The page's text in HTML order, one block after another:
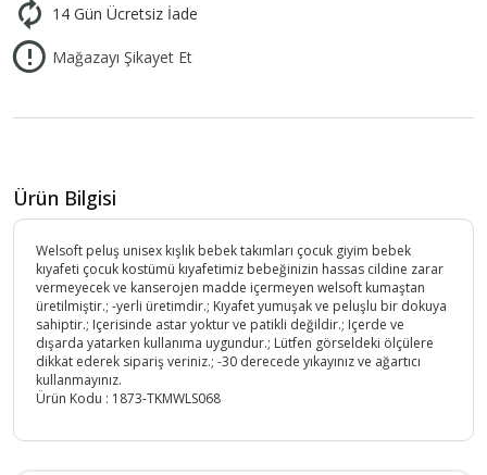
14 Gün Ücretsiz İade
Mağazayı Şikayet Et
Ürün Bilgisi
Welsoft peluş unisex kışlık bebek takımları çocuk giyim bebek
kıyafeti çocuk kostümü kıyafetimiz bebeğinizin hassas cildine zarar
vermeyecek ve kanserojen madde içermeyen welsoft kumaştan
üretilmiştir.; -yerli üretimdir.; Kıyafet yumuşak ve peluşlu bir dokuya
sahiptir.; Içerisinde astar yoktur ve patikli değildir.; Içerde ve
dışarda yatarken kullanıma uygundur.; Lütfen görseldeki ölçülere
dikkat ederek sipariş veriniz.; -30 derecede yıkayınız ve ağartıcı
kullanmayınız.
Ürün Kodu : 1873-TKMWLS068